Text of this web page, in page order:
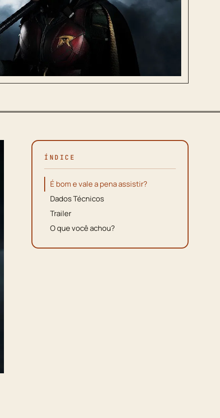
ÍNDICE
É bom e vale a pena assistir?
Dados Técnicos
Trailer
O que você achou?